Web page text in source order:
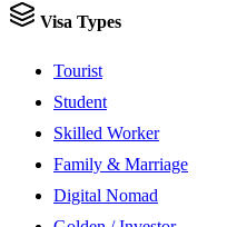
Visa Types
Tourist
Student
Skilled Worker
Family & Marriage
Digital Nomad